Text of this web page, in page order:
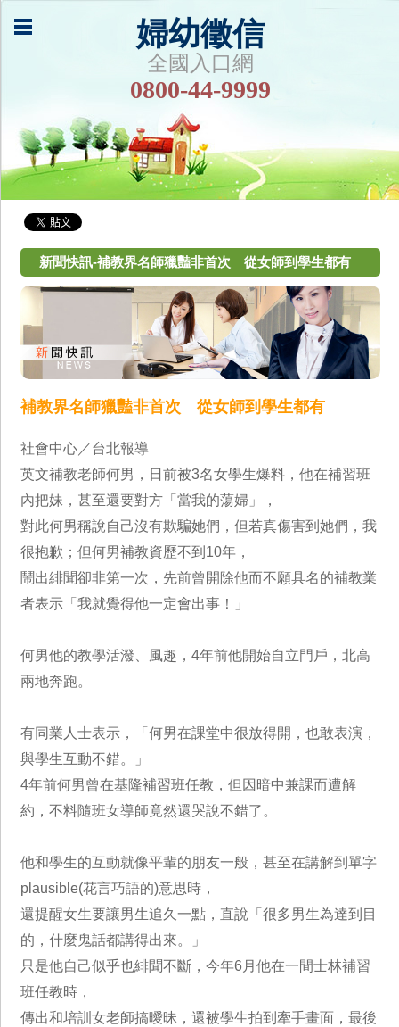
婦幼徵信
全國入口網
0800-44-9999
新聞快訊-補教界名師獵豔非首次 從女師到學生都有
補教界名師獵豔非首次 從女師到學生都有
社會中心／台北報導
英文補教老師何男，日前被3名女學生爆料，他在補習班
內把妹，甚至還要對方「當我的蕩婦」，
對此何男稱說自己沒有欺騙她們，但若真傷害到她們，我
很抱歉；但何男補教資歷不到10年，
鬧出緋聞卻非第一次，先前曾開除他而不願具名的補教業
者表示「我就覺得他一定會出事！」
何男他的教學活潑、風趣，4年前他開始自立門戶，北高
兩地奔跑。
有同業人士表示，「何男在課堂中很放得開，也敢表演，
與學生互動不錯。」
4年前何男曾在基隆補習班任教，但因暗中兼課而遭解
約，不料隨班女導師竟然還哭說不錯了。
他和學生的互動就像平輩的朋友一般，甚至在講解到單字
plausible(花言巧語的)意思時，
還提醒女生要讓男生追久一點，直說「很多男生為達到目
的，什麼鬼話都講得出來。」
只是他自己似乎也緋聞不斷，今年6月他在一間士林補習
班任教時，
傳出和培訓女老師搞曖昧，還被學生拍到牽手畫面，最後